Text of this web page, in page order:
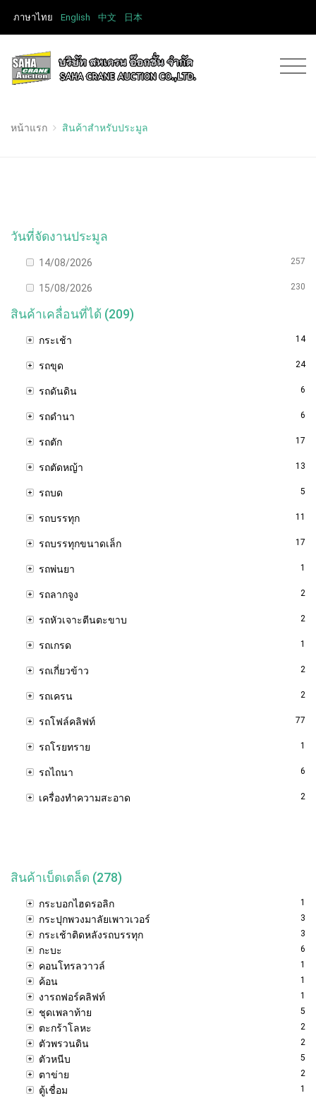
ภาษาไทย English 中文 日本
หน้าแรก สินค้าสำหรับประมูล
วันที่จัดงานประมูล
14/08/2026 257
15/08/2026 230
สินค้าเคลื่อนที่ได้ (209)
กระเช้า 14
รถขุด 24
รถดันดิน 6
รถดำนา 6
รถตัก 17
รถตัดหญ้า 13
รถบด 5
รถบรรทุก 11
รถบรรทุกขนาดเล็ก 17
รถพ่นยา 1
รถลากจูง 2
รถหัวเจาะตีนตะขาบ 2
รถเกรด 1
รถเกี่ยวข้าว 2
รถเครน 2
รถโฟล์คลิฟท์ 77
รถโรยทราย 1
รถไถนา 6
เครื่องทำความสะอาด 2
สินค้าเบ็ดเตล็ด (278)
กระบอกไฮดรอลิก 1
กระปุกพวงมาลัยเพาวเวอร์ 3
กระเช้าติดหลังรถบรรทุก 3
กะบะ 6
คอนโทรลวาวล์ 1
ค้อน 1
งารถฟอร์คลิฟท์ 1
ชุดเพลาท้าย 5
ตะกร้าโลหะ 2
ตัวพรวนดิน 2
ตัวหนีบ 5
ตาข่าย 2
ตู้เชื่อม 1